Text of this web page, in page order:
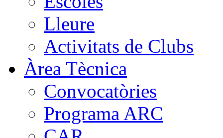
Lleure
Activitats de Clubs
Àrea Tècnica
Convocatòries
Programa ARC